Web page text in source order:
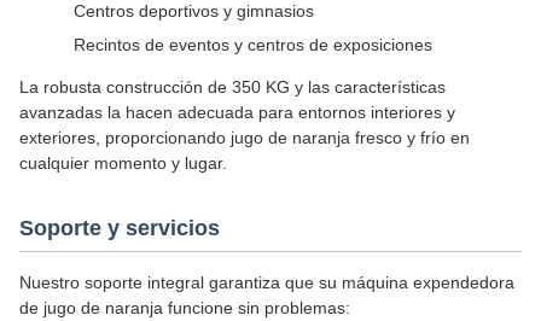
Centros deportivos y gimnasios
Recintos de eventos y centros de exposiciones
La robusta construcción de 350 KG y las características
avanzadas la hacen adecuada para entornos interiores y
exteriores, proporcionando jugo de naranja fresco y frío en
cualquier momento y lugar.
Soporte y servicios
Nuestro soporte integral garantiza que su máquina expendedora
de jugo de naranja funcione sin problemas: